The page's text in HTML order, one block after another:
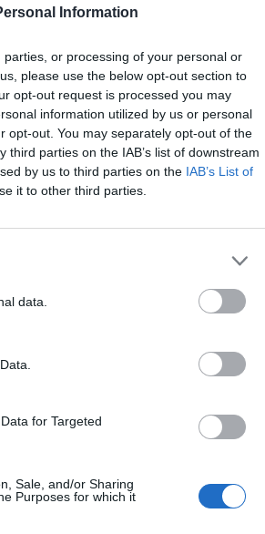
Information
or processing of your personal or
please use the below opt-out section to
opt-out request is processed you may
information utilized by us or personal
opt-out. You may separately opt-out of the
parties on the IAB’s list of downstream
by us to third parties on the IAB’s List of
it to other third parties.
data.
for Targeted
Sale, and/or Sharing
Purposes for which it